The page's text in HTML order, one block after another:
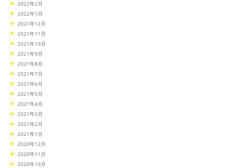
2022年2月
2022年1月
2021年12月
2021年11月
2021年10月
2021年9月
2021年8月
2021年7月
2021年6月
2021年5月
2021年4月
2021年3月
2021年2月
2021年1月
2020年12月
2020年11月
2020年10月